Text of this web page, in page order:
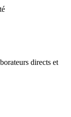
directs et